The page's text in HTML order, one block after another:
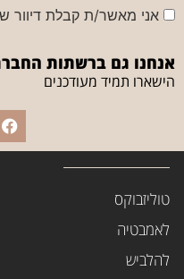
אני מאשר/ת קבלת דיוור
אנחנו גם ברשתות
הישארו תמיד מעודכנים
טוליזבוקס
לאמבטיה
להלביש